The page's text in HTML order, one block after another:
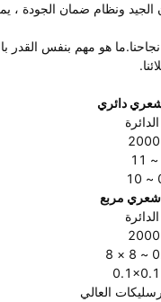
الجيد ونظام ضمان
هو مهم بنفس القدر
دائري
شعري مربع
العالي